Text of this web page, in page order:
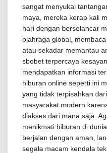
sangat menyukai
maya, mereka kerap kali
hari dengan berselancar
olahraga global,
atau sekadar memantau
sbobet terpercaya
mendapatkan informasi
hiburan online seperti ini
yang tidak terpisahkan
masyarakat modern
diakses dari mana saja.
menikmati hiburan di
berjalan dengan aman,
segala macam kendala